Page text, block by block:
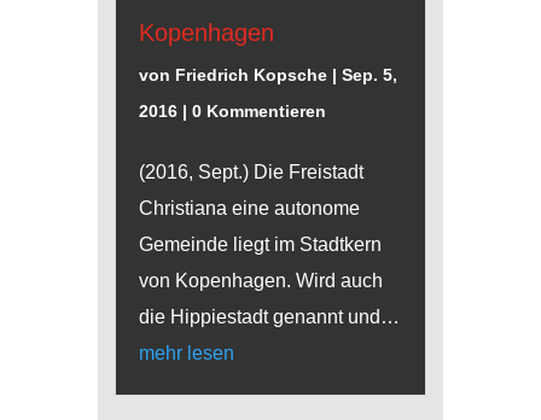
Kopenhagen
von Friedrich Kopsche| Sep. 5,
2016| 0 Kommentieren
(2016, Sept.) Die Freistadt
Christiana eine autonome
Gemeinde liegt im Stadtkern
von Kopenhagen. Wird auch
die Hippiestadt genannt und…
mehr lesen